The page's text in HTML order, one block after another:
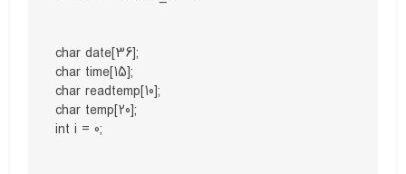
char date[36];
char time[15];
char readtemp[10];
char temp[20];
int i = 0;